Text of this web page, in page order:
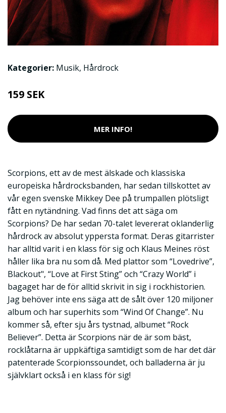
Kategorier: Musik, Hårdrock
159 SEK
MER INFO!
Scorpions, ett av de mest älskade och klassiska
europeiska hårdrocksbanden, har sedan tillskottet av
vår egen svenske Mikkey Dee på trumpallen plötsligt
fått en nytändning. Vad finns det att säga om
Scorpions? De har sedan 70-talet levererat oklanderlig
hårdrock av absolut yppersta format. Deras gitarrister
har alltid varit i en klass för sig och Klaus Meines röst
håller lika bra nu som då. Med plattor som “Lovedrive”,
Blackout", “Love at First Sting” och “Crazy World” i
bagaget har de för alltid skrivit in sig i rockhistorien.
Jag behöver inte ens säga att de sålt över 120 miljoner
album och har superhits som “Wind Of Change”. Nu
kommer så, efter sju års tystnad, albumet “Rock
Believer”. Detta är Scorpions när de är som bäst,
rocklåtarna är uppkäftiga samtidigt som de har det där
patenterade Scorpionssoundet, och balladerna är ju
självklart också i en klass för sig!